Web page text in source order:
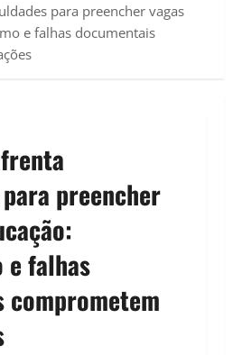
para preencher vagas
e falhas documentais
preencher
e falhas
comprometem